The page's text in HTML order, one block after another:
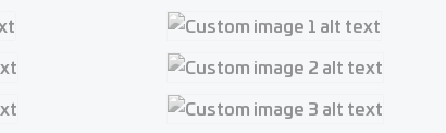
Custom image 1
Custom image 2